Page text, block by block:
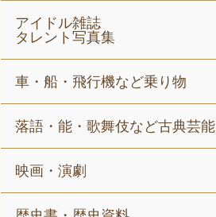
アイドル雑誌
タレント写真集
車・船・飛行機など乗り物
落語・能・歌舞伎など古典芸能
映画・演劇